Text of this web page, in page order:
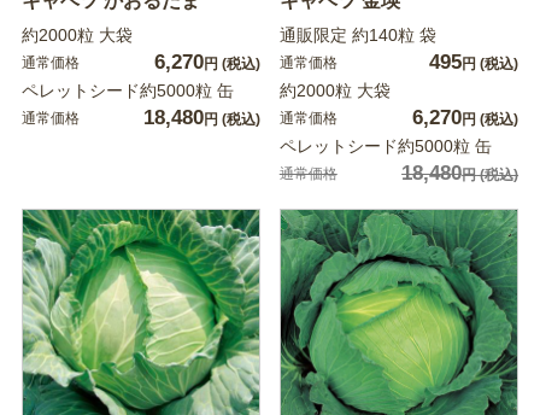
約2000粒 大袋
通常価格 6,270円 (税込)
ペレットシード約5000粒 缶
通常価格 18,480円 (税込)
通販限定 約140粒 袋
通常価格 495円 (税込)
約2000粒 大袋
通常価格 6,270円 (税込)
ペレットシード約5000粒 缶
通常価格 18,480円(税込)